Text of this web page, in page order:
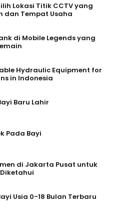
Lokasi Titik CCTV yang
dan Tempat Usaha
di Mobile Legends yang
Hydraulic Equipment for
in Indonesia
Baru Lahir
Pada Bayi
di Jakarta Pusat untuk
Usia 0-18 Bulan Terbaru